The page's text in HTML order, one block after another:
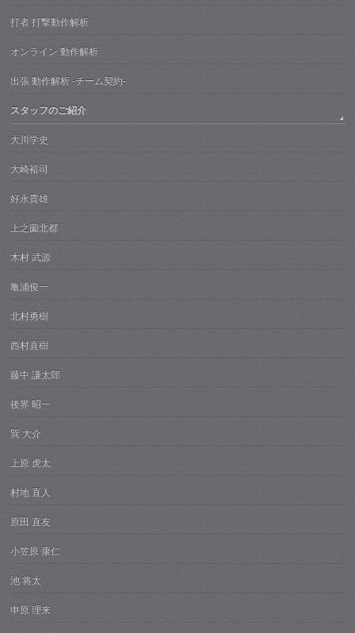
打者 打撃動作解析
オンライン 動作解析
出張 動作解析 -チーム契約-
スタッフのご紹介
大川学史
大崎裕司
好永貴雄
上之薗北都
木村 武源
亀浦俊一
北村勇樹
西村直樹
藤中 謙太郎
後界 昭一
巽 大介
上原 虎太
村地 直人
原田 直友
小笠原 康仁
池 将太
申原 理来